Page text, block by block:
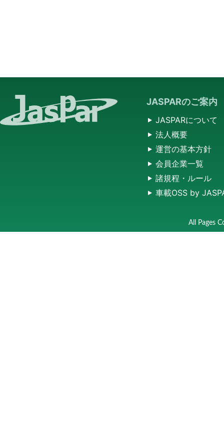
JASPARのご案内
JASPARについて
法人概要
運営の基本方針
会員企業一覧
諸規程・ルール
車載OSS by
All Pages